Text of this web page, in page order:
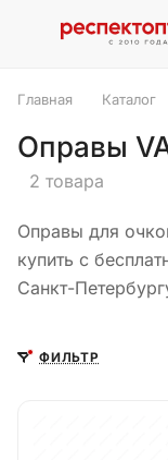
Главная Каталог
Оправы
2 товара
Оправы для
купить с
Санкт-
ФИЛЬТР